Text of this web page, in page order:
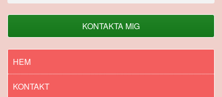
KONTAKTA MIG
HEM
KONTAKT